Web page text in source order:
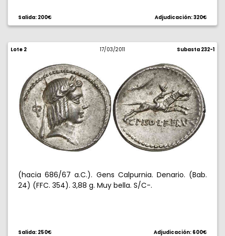
Salida: 200€ Adjudicación: 320€
Lote 2 17/03/2011 Subasta 232-1
(hacia 686/67 a.C.). Gens Calpurnia. Denario. (Bab.
24) (FFC. 354). 3,88 g. Muy bella. S/C-.
Salida: 250€ Adjudicación: 600€